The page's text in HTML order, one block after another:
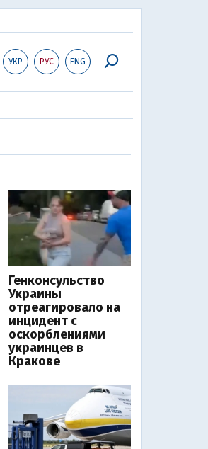
УКР РУС ENG
Генконсульство
Украины
отреагировало на
инцидент с
оскорблениями
украинцев в
Кракове